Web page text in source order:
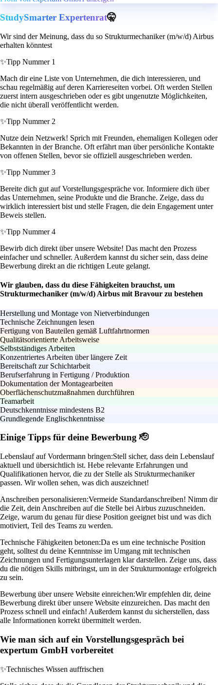
StudySmarter Expertenrat🤫
Wir sind der Meinung, dass du so Strukturmechaniker (m/w/d) Airbus
erhalten könntest
✨Tipp Nummer 1
Mach dir eine Liste von Unternehmen, die dich interessieren, und
schau regelmäßig auf deren Karriereseiten vorbei. Oft werden Stellen
zuerst intern ausgeschrieben oder es gibt ungenutzte Möglichkeiten,
die nicht überall veröffentlicht werden.
✨Tipp Nummer 2
Nutze dein Netzwerk! Sprich mit Freunden, ehemaligen Kollegen oder
Bekannten in der Branche. Oft erfährt man über persönliche Kontakte
von offenen Stellen, bevor sie offiziell ausgeschrieben werden.
✨Tipp Nummer 3
Bereite dich gut auf Vorstellungsgespräche vor. Informiere dich über
das Unternehmen, seine Produkte und die Branche. Zeige, dass du
wirklich interessiert bist und stelle Fragen, die dein Engagement unter
Beweis stellen.
✨Tipp Nummer 4
Bewirb dich direkt über unsere Website! Das macht den Prozess
einfacher und schneller. Außerdem kannst du sicher sein, dass deine
Bewerbung direkt an die richtigen Leute gelangt.
Wir glauben, dass du diese Fähigkeiten brauchst, um
Strukturmechaniker (m/w/d) Airbus mit Bravour zu bestehen
Herstellung und Montage von Nietverbindungen
Technische Zeichnungen lesen
Fertigung von Bauteilen gemäß Luftfahrtnormen
Qualitätsorientierte Arbeitsweise
Selbstständiges Arbeiten
Konzentriertes Arbeiten über längere Zeit
Bereitschaft zur Schichtarbeit
Berufserfahrung in Fertigung / Produktion
Dokumentation der Montagearbeiten
Oberflächenschutzmaßnahmen durchführen
Teamarbeit
Deutschkenntnisse mindestens B2
Grundlegende Englischkenntnisse
Einige Tipps für deine Bewerbung 🫡
Lebenslauf auf Vordermann bringen:Stell sicher, dass dein Lebenslauf
aktuell und übersichtlich ist. Hebe relevante Erfahrungen und
Qualifikationen hervor, die zu der Stelle als Strukturmechaniker
passen. Wir wollen sehen, was dich auszeichnet!
Anschreiben personalisieren:Vermeide Standardanschreiben! Nimm dir
die Zeit, dein Anschreiben auf die Stelle bei Airbus zuzuschneiden.
Zeige, warum du genau für diese Position geeignet bist und was dich
motiviert, Teil des Teams zu werden.
Technische Fähigkeiten betonen:Da es um eine technische Position
geht, solltest du deine Kenntnisse im Umgang mit technischen
Zeichnungen und Fertigungsunterlagen klar darstellen. Zeige uns, dass
du die nötigen Skills mitbringst, um in der Strukturmontage erfolgreich
zu sein.
Bewerbung über unsere Website einreichen:Wir empfehlen dir, deine
Bewerbung direkt über unsere Website einzureichen. Das macht den
Prozess schnell und einfach! Außerdem kannst du sicherstellen, dass
alle Informationen korrekt übermittelt werden.
Wie man sich auf ein Vorstellungsgespräch bei
expertum GmbH vorbereitet
✨Technisches Wissen auffrischen